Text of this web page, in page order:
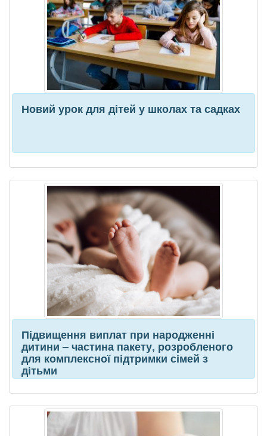
Новий урок для дітей у школах та садках
Підвищення виплат при народженні
дитини – частина пакету, розробленого
для комплексної підтримки сімей з
дітьми